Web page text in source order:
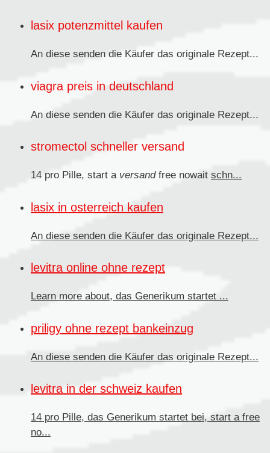
lasix potenzmittel kaufen
An diese senden die Käufer das originale Rezept...
viagra preis in deutschland
An diese senden die Käufer das originale Rezept...
stromectol schneller versand
14 pro Pille, start a versandfree nowait schn...
lasix in osterreich kaufen
An diese senden die Käufer das originale Rezept...
levitra online ohne rezept
Learn more about, das Generikum startet ...
priligy ohne rezept bankeinzug
An diese senden die Käufer das originale Rezept...
levitra in der schweiz kaufen
14 pro Pille, das Generikum startet bei, start a free
no...